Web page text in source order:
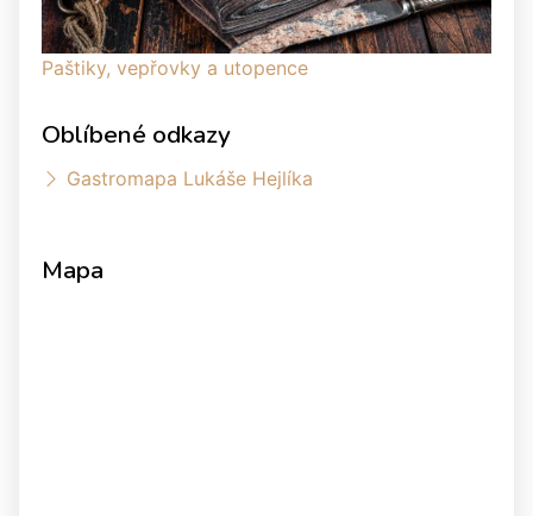
Paštiky, vepřovky a utopence
Oblíbené odkazy
Gastromapa Lukáše Hejlíka
Mapa